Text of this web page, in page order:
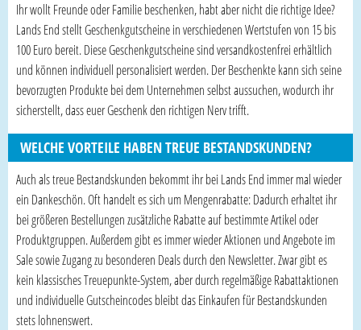
Ihr wollt Freunde oder Familie beschenken, habt aber nicht die richtige Idee?
Lands End stellt Geschenkgutscheine in verschiedenen Wertstufen von 15 bis
100 Euro bereit. Diese Geschenkgutscheine sind versandkostenfrei erhältlich
und können individuell personalisiert werden. Der Beschenkte kann sich seine
bevorzugten Produkte bei dem Unternehmen selbst aussuchen, wodurch ihr
sicherstellt, dass euer Geschenk den richtigen Nerv trifft.
WELCHE VORTEILE HABEN TREUE BESTANDSKUNDEN?
Auch als treue Bestandskunden bekommt ihr bei Lands End immer mal wieder
ein Dankeschön. Oft handelt es sich um Mengenrabatte: Dadurch erhaltet ihr
bei größeren Bestellungen zusätzliche Rabatte auf bestimmte Artikel oder
Produktgruppen. Außerdem gibt es immer wieder Aktionen und Angebote im
Sale sowie Zugang zu besonderen Deals durch den Newsletter. Zwar gibt es
kein klassisches Treuepunkte-System, aber durch regelmäßige Rabattaktionen
und individuelle Gutscheincodes bleibt das Einkaufen für Bestandskunden
stets lohnenswert.